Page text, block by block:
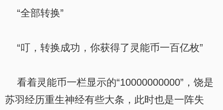
“全部转换”
“叮，转换成功，你获得了灵能币一百亿枚”
看着灵能币一栏显示的“10000000000”，饶是
苏羽经历重生神经有些大条，此时也是一阵失